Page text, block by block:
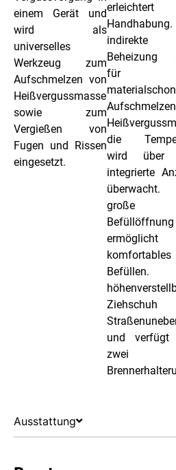
einem Gerät und
wird als
universelles
Werkzeug zum
Aufschmelzen von
Heißvergussmasse
sowie zum
Vergießen von
Fugen und Rissen
eingesetzt.
indirekte
Beheizung
für
die
wird über
integrierte
überwacht.
große
Befüllöffnung
ermöglicht
komfortables
Befüllen.
Ziehschuh
und verfügt
zwei
Ausstattung